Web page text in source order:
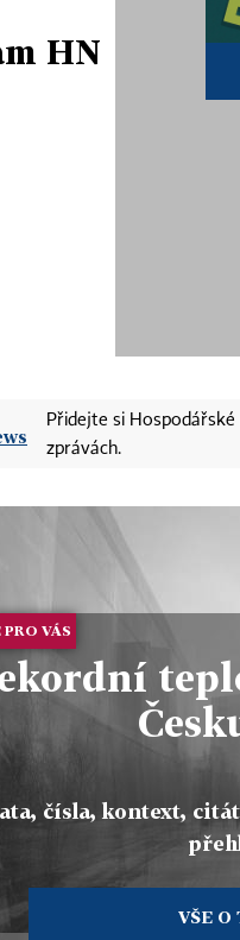
HN
Přidejte si Hospodářské
zprávách.
VÁS
čísla, kontext,
VŠE O